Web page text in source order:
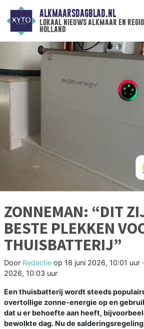
ALKMAARSDAGBLAD.NL
lokaal nieuws alkmaar en
holland
ZONNEMAN: “DIT
BESTE PLEKKEN
THUISBATTERIJ”
Door Redactie op 18 juni 2026, 10:01 uur
2026, 10:03 uur
Een thuisbatterij wordt steeds
overtollige zonne-energie op en
dat u er behoefte aan heeft,
bewolkte dag. Nu de